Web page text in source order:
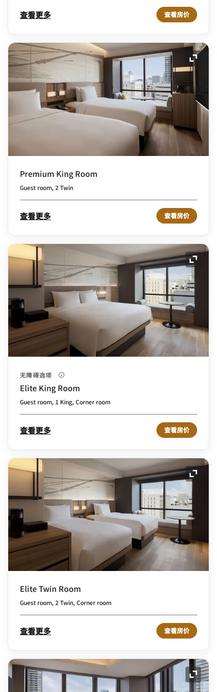
查看更多 查看房价
展开
Premium King Room
Guest room, 2 Twin
查看更多 查看房价
展开
无障碍选项
Elite King Room
Guest room, 1 King, Corner room
查看更多 查看房价
展开
Elite Twin Room
Guest room, 2 Twin, Corner room
查看更多 查看房价
展开